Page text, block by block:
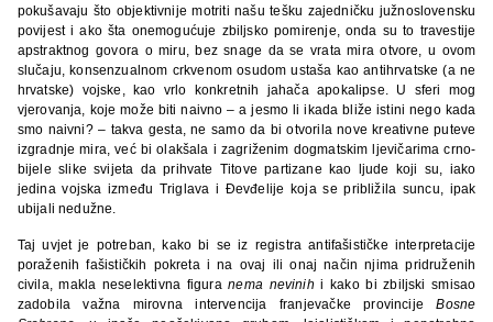
pokušavaju što objektivnije motriti našu tešku zajedničku južnoslovensku
povijest i ako šta onemogućuje zbiljsko pomirenje, onda su to travestije
apstraktnog govora o miru, bez snage da se vrata mira otvore, u ovom
slučaju, konsenzualnom crkvenom osudom ustaša kao antihrvatske (a ne
hrvatske) vojske, kao vrlo konkretnih jahača apokalipse. U sferi mog
vjerovanja, koje može biti naivno – a jesmo li ikada bliže istini nego kada
smo naivni? – takva gesta, ne samo da bi otvorila nove kreativne puteve
izgradnje mira, već bi olakšala i zagriženim dogmatskim ljevičarima crno-
bijele slike svijeta da prihvate Titove partizane kao ljude koji su, iako
jedina vojska između Triglava i Đevđelije koja se približila suncu, ipak
ubijali nedužne.
Taj uvjet je potreban, kako bi se iz registra antifašističke interpretacije
poraženih fašističkih pokreta i na ovaj ili onaj način njima pridruženih
civila, makla neselektivna figuranema nevinih i kako bi zbiljski smisao
zadobila važna mirovna intervencija franjevačke provincijeBosne